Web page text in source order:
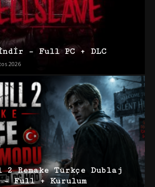
– Full PC + DLC
2026
Remake Türkçe Dublaj
– Full + Kurulum